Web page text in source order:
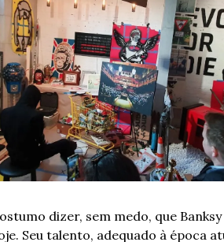
dizer, sem medo, que
Seu talento, adequado à época